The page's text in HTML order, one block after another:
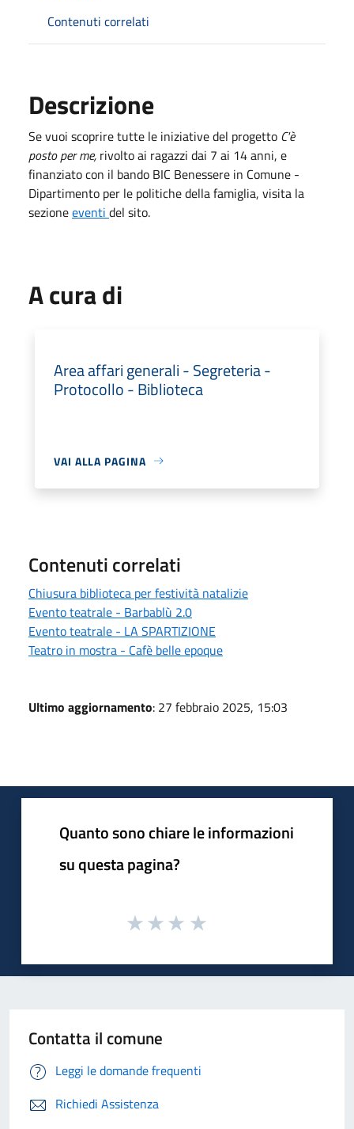
Contenuti correlati
Descrizione
Se vuoi scoprire tutte le iniziative del progetto C'è
posto per me, rivolto ai ragazzi dai 7 ai 14 anni, e
finanziato con il bando BIC Benessere in Comune -
Dipartimento per le politiche della famiglia, visita la
sezioneeventi del sito.
A cura di
Area affari generali - Segreteria -
Protocollo - Biblioteca
VAI ALLA PAGINA
Contenuti correlati
Chiusura biblioteca per festività natalizie
Evento teatrale - Barbablù 2.0
Evento teatrale - LA SPARTIZIONE
Teatro in mostra - Cafè belle epoque
Ultimo aggiornamento: 27 febbraio 2025, 15:03
Quanto sono chiare le informazioni
su questa pagina?
Contatta il comune
Leggi le domande frequenti
Richiedi Assistenza